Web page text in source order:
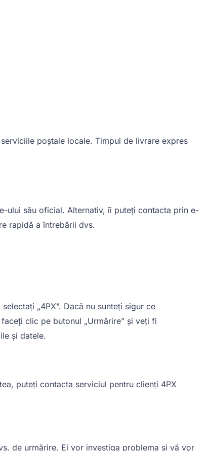
poștale locale. Timpul de livrare expres
ului său oficial. Alternativ, îi puteți contacta prin e-
rapidă a întrebării dvs.
„4PX”. Dacă nu sunteți sigur ce
clic pe butonul „Urmărire” și veți fi
și datele.
puteți contacta serviciul pentru clienți 4PX
de urmărire. Ei vor investiga problema și vă vor